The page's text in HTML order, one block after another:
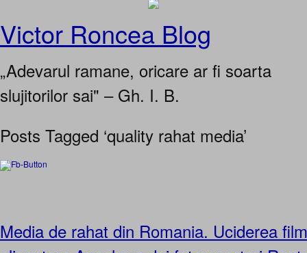
Victor Roncea Blog
„Adevarul ramane, oricare ar fi soarta
slujitorilor sai" – Gh. I. B.
Posts Tagged ‘quality rahat media’
Media de rahat din Romania. Uciderea